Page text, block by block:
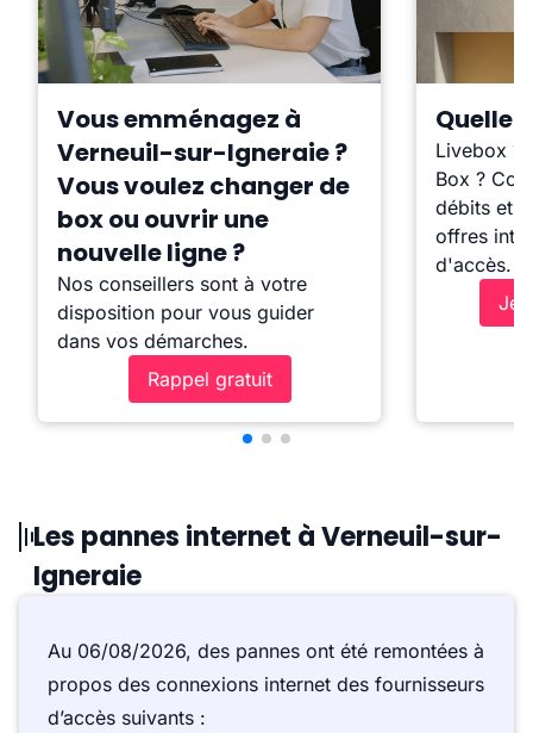
Vous emménagez à
Verneuil-sur-Igneraie ?
Vous voulez changer de
box ou ouvrir une
nouvelle ligne ?
Nos conseillers sont à votre
disposition pour vous guider
dans vos démarches.
Rappel gratuit
Quelle
Livebox ?
Box ?
débits et
offres
d'accès.
Je
Les pannes internet à Verneuil-sur-
Igneraie
Au 06/08/2026, des pannes ont été remontées à
propos des connexions internet des fournisseurs
d’accès suivants :